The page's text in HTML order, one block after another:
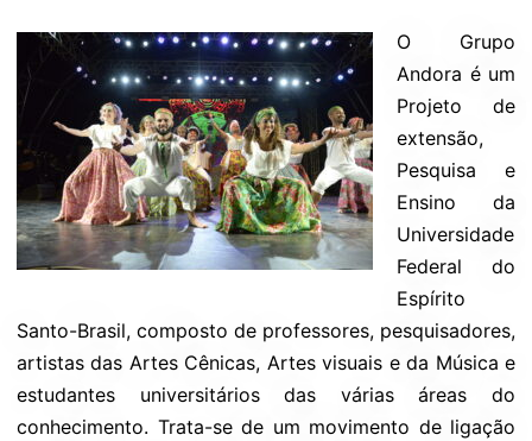
O Grupo
Andora é um
Projeto de
extensão,
Pesquisa e
Ensino da
Universidade
Federal do
Espírito
Santo-Brasil, composto de professores, pesquisadores,
artistas das Artes Cênicas, Artes visuais e da Música e
estudantes universitários das várias áreas do
conhecimento. Trata-se de um movimento de ligação